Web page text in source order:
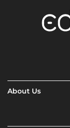
About Us